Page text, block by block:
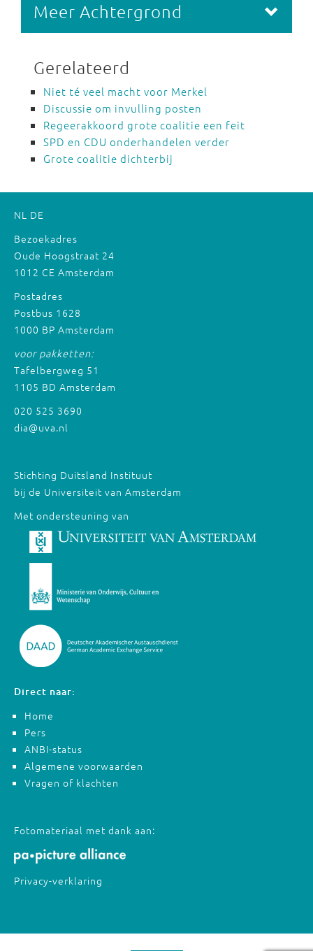
Meer Achtergrond
Gerelateerd
Niet té veel macht voor Merkel
Discussie om invulling posten
Regeerakkoord grote coalitie een feit
SPD en CDU onderhandelen verder
Grote coalitie dichterbij
NL DE
Bezoekadres
Oude Hoogstraat 24
1012 CE Amsterdam
Postadres
Postbus 1628
1000 BP Amsterdam
voor pakketten:
Tafelbergweg 51
1105 BD Amsterdam
020 525 3690
dia@uva.nl
Stichting Duitsland Instituut
bij de Universiteit van Amsterdam
Met ondersteuning van
Direct naar:
Home
Pers
ANBI-status
Algemene voorwaarden
Vragen of klachten
Fotomateriaal met dank aan:
Privacy-verklaring